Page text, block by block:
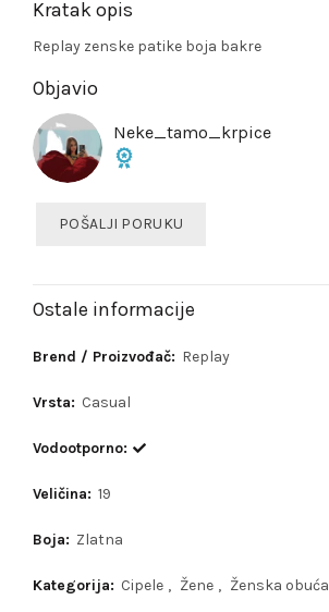
Kratak opis
Replay zenske patike boja bakre
Objavio
Neke_tamo_krpice
POŠALJI PORUKU
Ostale informacije
Brend / Proizvođač: Replay
Vrsta: Casual
Vodootporno:
Veličina: 19
Boja: Zlatna
Kategorija: Cipele , Žene , Ženska obuća